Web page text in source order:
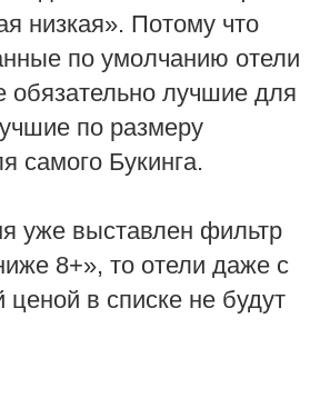
низкая». Потому что
по умолчанию отели
обязательно лучшие для
по размеру
самого Букинга.
уже выставлен фильтр
8+», то отели даже с
ценой в списке не будут